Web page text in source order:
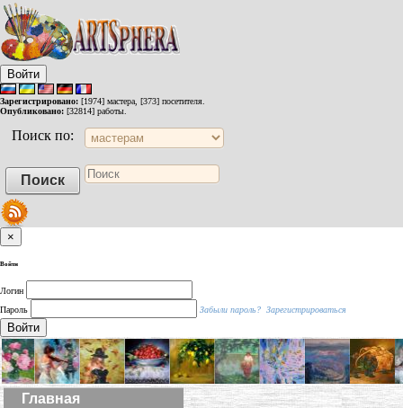
Войти
Зарегистрировано: [1974] мастера, [373] посетителя.
Опубликовано: [32814] работы.
Поиск по:
×
Войти
Логин
Пароль
Забыли пароль? Зарегистрироваться
Войти
Главная